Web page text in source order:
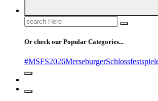
Search
for:
Or check our Popular Categories...